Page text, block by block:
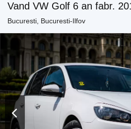
Vand VW Golf 6 an fabr.
Bucuresti, Bucuresti-Ilfov